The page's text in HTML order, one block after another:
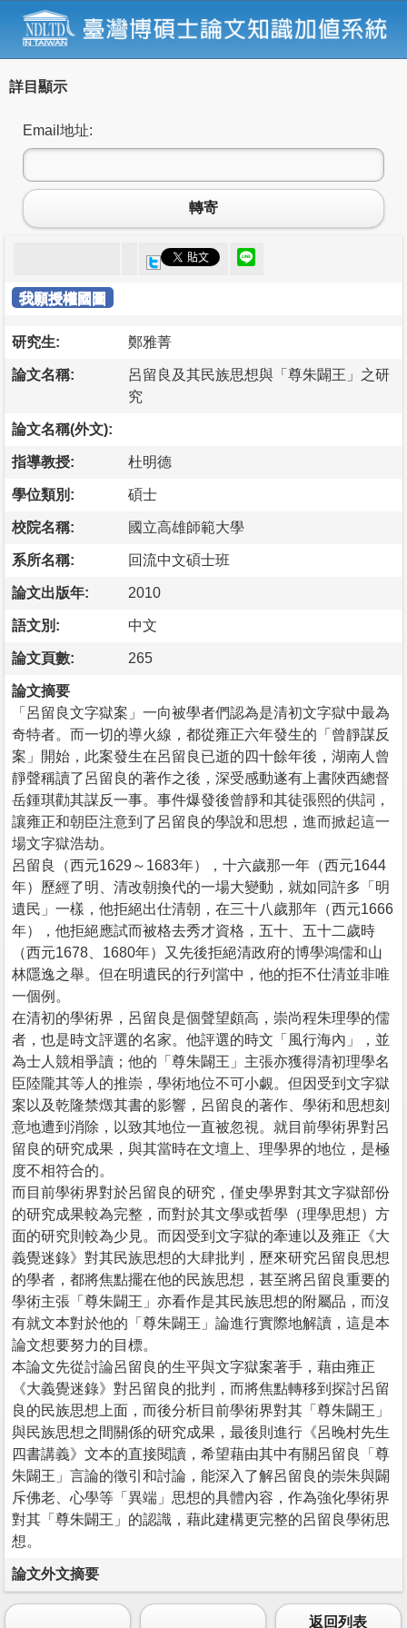
詳目顯示
Email地址:
轉寄
我願授權國圖
研究生: 鄭雅菁
論文名稱:
呂留良及其民族思想與「尊朱闢王」之研
究
論文名稱(外文):
指導教授: 杜明德
學位類別: 碩士
校院名稱: 國立高雄師範大學
系所名稱: 回流中文碩士班
論文出版年: 2010
語文別: 中文
論文頁數: 265
論文摘要
「呂留良文字獄案」一向被學者們認為是清初文字獄中最為
奇特者。而一切的導火線，都從雍正六年發生的「曾靜謀反
案」開始，此案發生在呂留良已逝的四十餘年後，湖南人曾
靜聲稱讀了呂留良的著作之後，深受感動遂有上書陜西總督
岳鍾琪勸其謀反一事。事件爆發後曾靜和其徒張熙的供詞，
讓雍正和朝臣注意到了呂留良的學說和思想，進而掀起這一
場文字獄浩劫。
呂留良（西元1629～1683年），十六歲那一年（西元1644
年）歷經了明、清改朝換代的一場大變動，就如同許多「明
遺民」一樣，他拒絕出仕清朝，在三十八歲那年（西元1666
年），他拒絕應試而被格去秀才資格，五十、五十二歲時
（西元1678、1680年）又先後拒絕清政府的博學鴻儒和山
林隱逸之舉。但在明遺民的行列當中，他的拒不仕清並非唯
一個例。
在清初的學術界，呂留良是個聲望頗高，崇尚程朱理學的儒
者，也是時文評選的名家。他評選的時文「風行海內」，並
為士人競相爭讀；他的「尊朱闢王」主張亦獲得清初理學名
臣陸隴其等人的推崇，學術地位不可小覷。但因受到文字獄
案以及乾隆禁燬其書的影響，呂留良的著作、學術和思想刻
意地遭到消除，以致其地位一直被忽視。就目前學術界對呂
留良的研究成果，與其當時在文壇上、理學界的地位，是極
度不相符合的。
而目前學術界對於呂留良的研究，僅史學界對其文字獄部份
的研究成果較為完整，而對於其文學或哲學（理學思想）方
面的研究則較為少見。而因受到文字獄的牽連以及雍正《大
義覺迷錄》對其民族思想的大肆批判，歷來研究呂留良思想
的學者，都將焦點擺在他的民族思想，甚至將呂留良重要的
學術主張「尊朱闢王」亦看作是其民族思想的附屬品，而沒
有就文本對於他的「尊朱闢王」論進行實際地解讀，這是本
論文想要努力的目標。
本論文先從討論呂留良的生平與文字獄案著手，藉由雍正
《大義覺迷錄》對呂留良的批判，而將焦點轉移到探討呂留
良的民族思想上面，而後分析目前學術界對其「尊朱闢王」
與民族思想之間關係的研究成果，最後則進行《呂晚村先生
四書講義》文本的直接閱讀，希望藉由其中有關呂留良「尊
朱闢王」言論的徵引和討論，能深入了解呂留良的崇朱與闢
斥佛老、心學等「異端」思想的具體內容，作為強化學術界
對其「尊朱闢王」的認識，藉此建構更完整的呂留良學術思
想。
論文外文摘要
返回列表